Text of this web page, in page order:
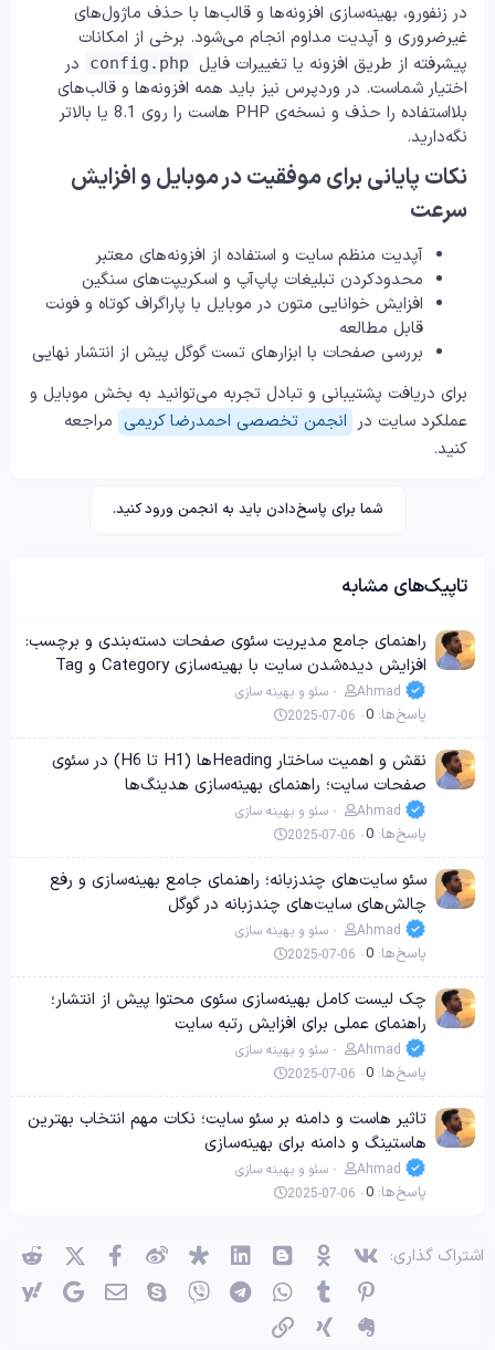
در زنفورو، بهینه‌سازی افزونه‌ها و قالب‌ها با حذف ماژول‌های
غیرضروری و آپدیت مداوم انجام می‌شود. برخی از امکانات
پیشرفته از طریق افزونه یا تغییرات فایل config.php
در
اختیار شماست. در وردپرس نیز باید همه افزونه‌ها و قالب‌های
بلااستفاده را حذف و نسخه‌ی PHP هاست را روی 8.1 یا بالاتر
نگه‌دارید.
نکات پایانی برای موفقیت در موبایل و افزایش
سرعت
آپدیت منظم سایت و استفاده از افزونه‌های معتبر
محدودکردن تبلیغات پاپ‌آپ و اسکریپت‌های سنگین
افزایش خوانایی متون در موبایل با پاراگراف کوتاه و فونت
قابل مطالعه
بررسی صفحات با ابزارهای تست گوگل پیش از انتشار نهایی
برای دریافت پشتیبانی و تبادل تجربه می‌توانید به بخش موبایل و
عملکرد سایت در انجمن تخصصی احمدرضا کریمی مراجعه
کنید.
شما برای پاسخ‌دادن باید به انجمن ورود کنید.
تاپیک‌های مشابه
راهنمای جامع مدیریت سئوی صفحات دسته‌بندی و برچسب:
افزایش دیده‌شدن سایت با بهینه‌سازی Category و Tag
Ahmad سئو و بهینه سازی
پاسخ‌ها 0
2025-07-06
نقش و اهمیت ساختار Heading‌ها (H1 تا H6) در سئوی
صفحات سایت؛ راهنمای بهینه‌سازی هدینگ‌ها
Ahmad سئو و بهینه سازی
پاسخ‌ها 0
2025-07-06
سئو سایت‌های چندزبانه؛ راهنمای جامع بهینه‌سازی و رفع
چالش‌های سایت‌های چندزبانه در گوگل
Ahmad سئو و بهینه سازی
پاسخ‌ها 0
2025-07-06
چک لیست کامل بهینه‌سازی سئوی محتوا پیش از انتشار؛
راهنمای عملی برای افزایش رتبه سایت
Ahmad سئو و بهینه سازی
پاسخ‌ها 0
2025-07-06
تاثیر هاست و دامنه بر سئو سایت؛ نکات مهم انتخاب بهترین
هاستینگ و دامنه برای بهینه‌سازی
Ahmad سئو و بهینه سازی
پاسخ‌ها 0
2025-07-06
اشتراک گذاری: وی‌کی اوکی (OK) بلاگر لینکدین دیاسپورا ویبو فیسبوک
X (توئیتر)
پینترست Tumblr واتساپ تلگرام وایبر اسکایپ ایمیل گوگل
اِورنُت
زینگ